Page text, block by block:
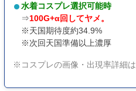
水着コスプレ選択可能時
⇒100G+α回してヤメ。
※天国期待度約34.9%
※次回天国準備以上濃厚
※コスプレの画像・出現率詳細は